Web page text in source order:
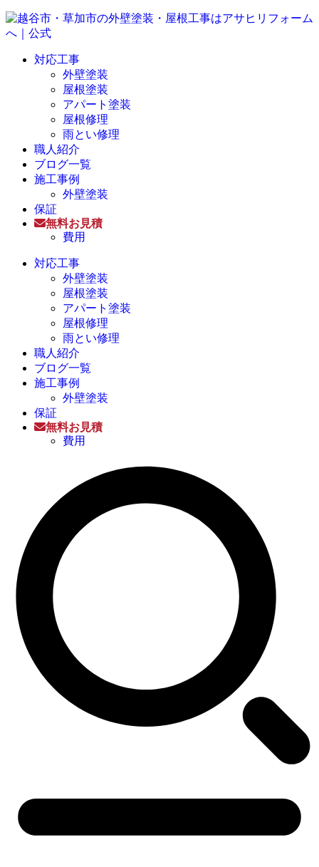
対応工事
外壁塗装
屋根塗装
アパート塗装
屋根修理
雨とい修理
職人紹介
ブログ一覧
施工事例
外壁塗装
保証
無料お見積
費用
対応工事
外壁塗装
屋根塗装
アパート塗装
屋根修理
雨とい修理
職人紹介
ブログ一覧
施工事例
外壁塗装
保証
無料お見積
費用